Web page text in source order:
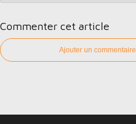
Commenter cet article
Ajouter un commentaire